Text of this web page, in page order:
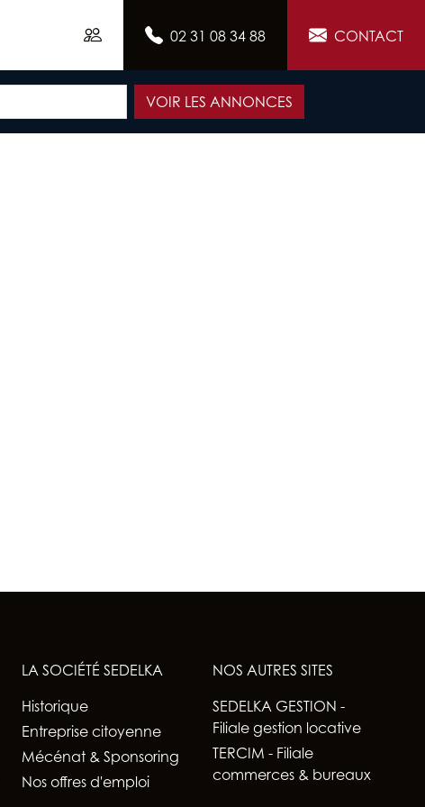
02 31 08 34 88 CONTACT
VOIR LES ANNONCES
LA SOCIÉTÉ SEDELKA
Historique
Entreprise citoyenne
Mécénat & Sponsoring
Nos offres d'emploi
NOS AUTRES SITES
SEDELKA GESTION -
Filiale gestion locative
TERCIM - Filiale
commerces & bureaux